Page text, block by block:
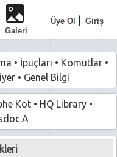
Üye Ol
Giriş
Galeri
• İpuçları • Komutlar •
• Genel Bilgi
Kot• HQ Library•